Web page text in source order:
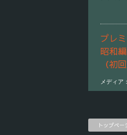
プレ
昭和
（初
メディ
トップペー